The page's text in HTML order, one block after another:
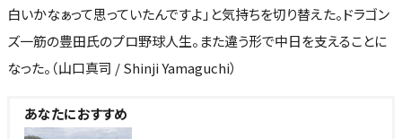
白いかなぁって思っていたんですよ」と気持ちを切り替えた。ドラゴン
ズ一筋の豊田氏のプロ野球人生。また違う形で中日を支えることに
なった。（山口真司 / Shinji Yamaguchi）
あなたにおすすめ